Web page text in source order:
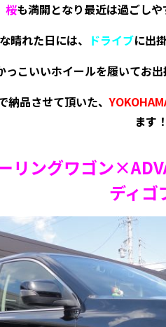
桜も満開となり最近は過ごしや
晴れた日には、 ドライブに出
っこいいホイールを履いて
納品させて頂いた、
ます！
リングワゴン
ディゴ